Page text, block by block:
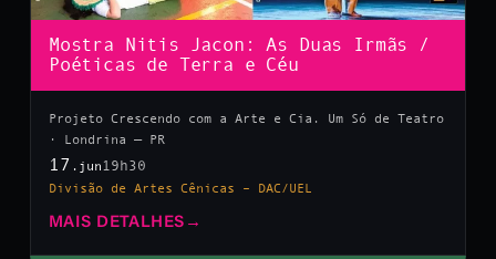
Mostra Nitis Jacon: As Duas Irmãs /
Poéticas de Terra e Céu
Projeto Crescendo com a Arte e Cia. Um Só de Teatro
· Londrina — PR
17 .jun 19h30
Divisão de Artes Cênicas – DAC/UEL
MAIS DETALHES →